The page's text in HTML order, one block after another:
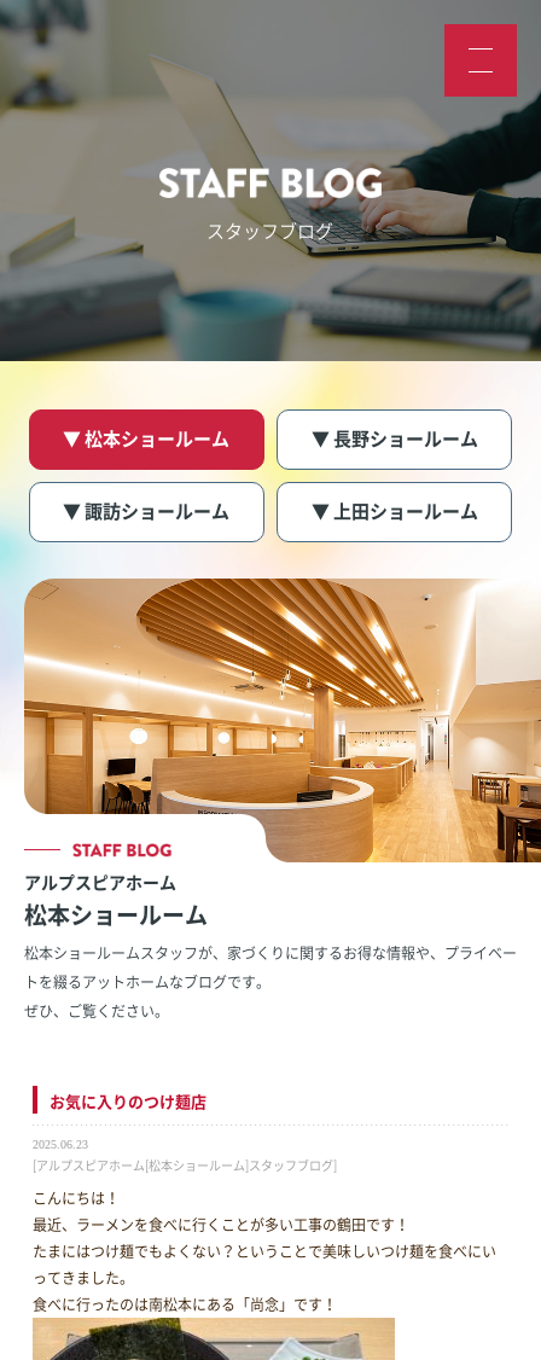
スタッフブログ
▼ 松本ショールーム ▼ 長野ショールーム
▼ 諏訪ショールーム ▼ 上田ショールーム
アルプスピアホーム
松本ショールーム
松本ショールームスタッフが、家づくりに関するお得な情報や、 プライベー
トを綴るアットホームなブログです。
ぜひ、ご覧ください。
お気に入りのつけ麺店
2025.06.23
[アルプスピアホーム[松本ショールーム]スタッフブログ]
こんにちは！
最近、ラーメンを食べに行くことが多い工事の鶴田です！
たまにはつけ麺でもよくない？ということで美味しいつけ麺を食べにい
ってきました。
食べに行ったのは南松本にある「尚念」です！